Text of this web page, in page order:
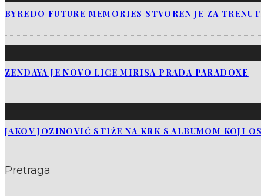
BYREDO FUTURE MEMORIES STVOREN JE ZA
ZENDAYA JE NOVO LICE MIRISA PRADA PARADOXE
JAKOV JOZINOVIĆ STIŽE NA KRK S ALBUMOM KOJI
Pretraga